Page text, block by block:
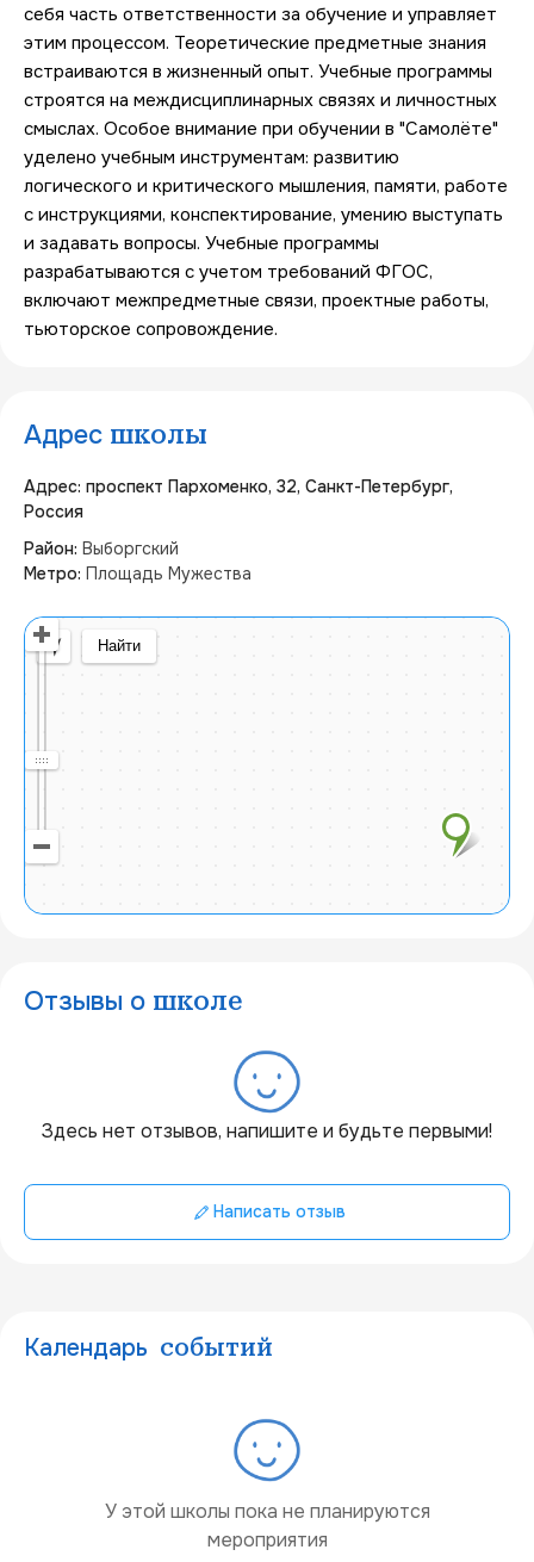
себя часть ответственности за обучение и управляет
этим процессом. Теоретические предметные знания
встраиваются в жизненный опыт. Учебные программы
строятся на междисциплинарных связях и личностных
смыслах. Особое внимание при обучении в "Самолёте"
уделено учебным инструментам: развитию
логического и критического мышления, памяти, работе
с инструкциями, конспектирование, умению выступать
и задавать вопросы. Учебные программы
разрабатываются с учетом требований ФГОС,
включают межпредметные связи, проектные работы,
Адрес школы
Адрес: проспект Пархоменко, 32, Санкт-Петербург,
Россия
Район: Выборгский
Метро: Площадь Мужества
Найти
Отзывы о школе
Здесь нет отзывов, напишите и будьте первыми!
Написать отзыв
Календарь событий
У этой школы пока не планируются
мероприятия